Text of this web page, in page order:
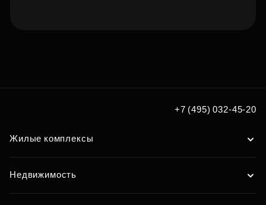
+7 (495) 032-45-20
Жилые комплексы
Недвижимость